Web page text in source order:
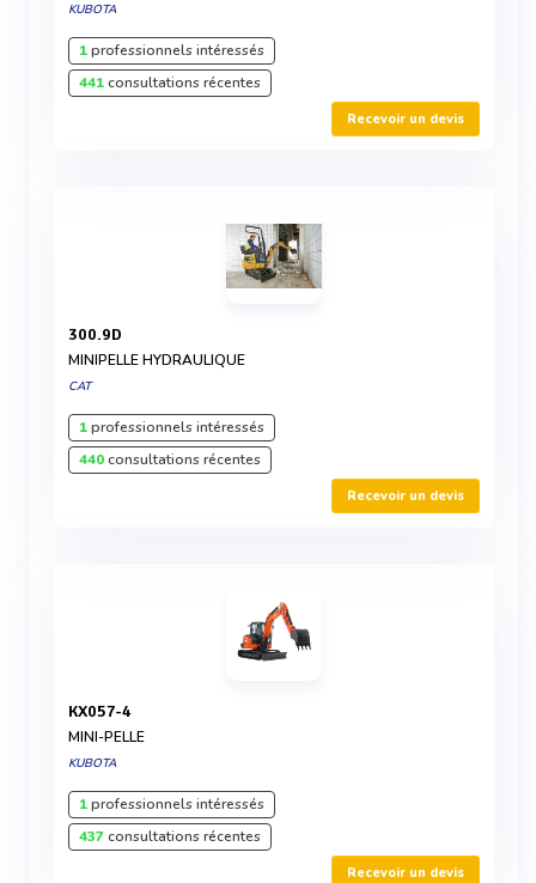
KUBOTA
1professionnels intéressés
441consultations récentes
Recevoir un devis
300.9D
MINIPELLE HYDRAULIQUE
CAT
1professionnels intéressés
440consultations récentes
Recevoir un devis
KX057-4
MINI-PELLE
KUBOTA
1professionnels intéressés
437consultations récentes
Recevoir un devis